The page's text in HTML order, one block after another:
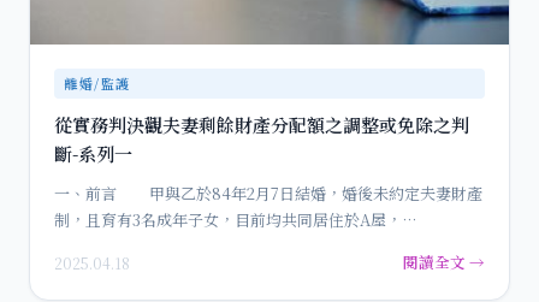
離婚/監護
從實務判決觀夫妻剩餘財產分配額之調整或免除之判
斷-系列一
一、前言 甲與乙於84年2月7日結婚，婚後未約定夫妻財產
制，且育有3名成年子女，目前均共同居住於A屋，…
2025.04.18 閱讀全文 →